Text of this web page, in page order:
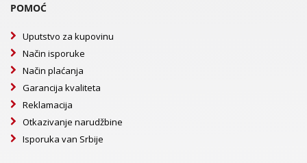
POMOĆ
Uputstvo za kupovinu
Način isporuke
Način plaćanja
Garancija kvaliteta
Reklamacija
Otkazivanje narudžbine
Isporuka van Srbije